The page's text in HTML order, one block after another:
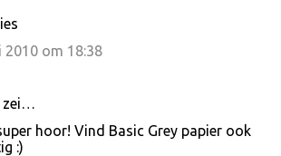
2010 om 18:38
zei…
hoor! Vind Basic Grey papier ook
:)